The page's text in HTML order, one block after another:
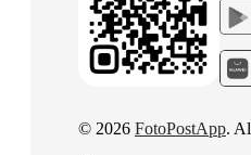
© 2026 FotoPostApp.